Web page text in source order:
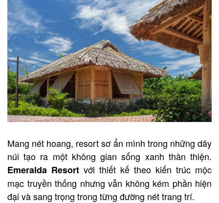
Mang nét hoang, resort sơ ẩn mình trong những dãy
núi tạo ra một không gian sống xanh thân thiện.
Emeralda Resort với thiết kế theo kiến trúc mộc
mạc truyền thống nhưng vẫn không kém phần hiện
đại và sang trọng trong từng đường nét trang trí.